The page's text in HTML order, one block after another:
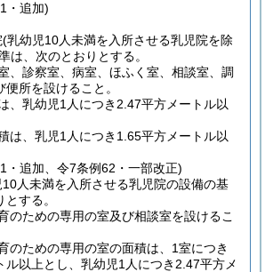
・追加)
(乳幼児10人未満を入所させる乳児院を除
は、次のとおりとする。
、診察室、病室、ほふく室、相談室、調
所を設けること。
、乳幼児1人につき2.47平方メートル以
は、乳児1人につき1.65平方メートル以
・追加、令7条例62・一部改正)
人未満を入所させる乳児院の設備の基
する。
のための専用の室及び相談室を設けるこ
のための専用の室の面積は、1室につき
ル以上とし、乳幼児1人につき2.47平方メ